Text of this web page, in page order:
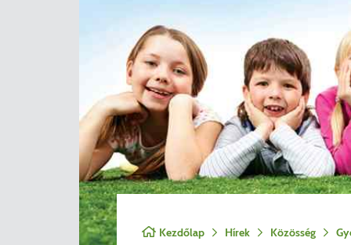
Döntéshozatal
Nemzetiségi
Önkormányzati
Pályázatok
Kezdőlap Hírek Közösség